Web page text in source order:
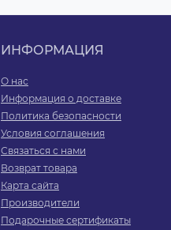
ИНФОРМАЦИЯ
О нас
Информация о доставке
Политика безопасности
Условия соглашения
Связаться с нами
Возврат товара
Карта сайта
Производители
Подарочные сертификаты